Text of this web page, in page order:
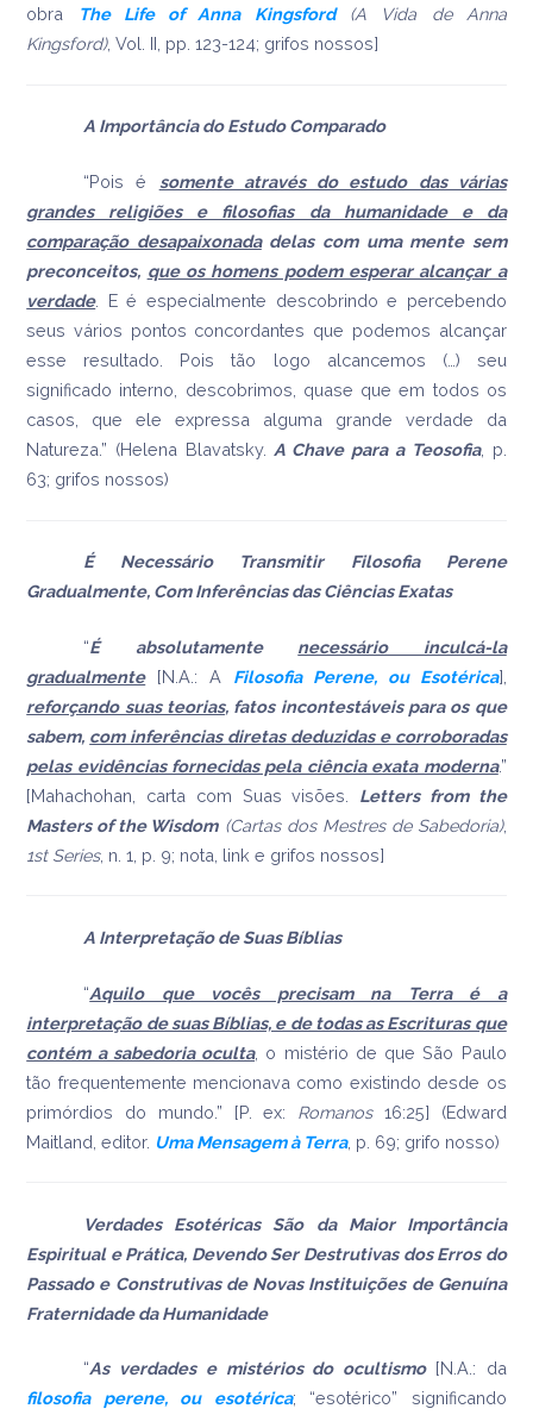
obra
The Life of Anna Kingsford
(A Vida de Anna
Kingsford), Vol. II, pp. 123-124; grifos nossos]
A Importância do Estudo Comparado
“Pois é somente através do estudo das várias
grandes religiões e filosofias da humanidade e da
comparação desapaixonadadelas com uma mente sem
preconceitos, que os homens podem esperar alcançar a
verdade. E é especialmente descobrindo e percebendo
seus vários pontos concordantes que podemos alcançar
esse resultado. Pois tão logo alcancemos (…) seu
significado interno, descobrimos, quase que em todos os
casos, que ele expressa alguma grande verdade da
Natureza.” (Helena Blavatsky. A Chave para a Teosofia, p.
63; grifos nossos)
É Necessário Transmitir Filosofia Perene
Gradualmente, Com Inferências das Ciências Exatas
“É absolutamente necessário inculcá-la
gradualmente[N.A.: A Filosofia Perene, ou Esotérica],
reforçando suas teorias, fatos incontestáveis para os que
sabem, com inferências diretas deduzidas e corroboradas
pelas evidências fornecidas pela ciência exata moderna.”
[Mahachohan, carta com Suas visões. Letters from the
Masters of the Wisdom (Cartas dos Mestres de Sabedoria),
1st Series, n. 1, p. 9; nota, link e grifos nossos]
A Interpretação de Suas Bíblias
“Aquilo que vocês precisam na Terra é a
interpretação de suas Bíblias, e de todas as Escrituras que
contém a sabedoria oculta, o mistério de que São Paulo
tão frequentemente mencionava como existindo desde os
primórdios do mundo.” [P. ex: Romanos16:25] (Edward
Maitland, editor. Uma Mensagem à Terra, p. 69; grifo nosso)
Verdades Esotéricas São da Maior Importância
Espiritual e Prática, Devendo Ser Destrutivas dos Erros do
Passado e Construtivas de Novas Instituições de Genuína
Fraternidade da Humanidade
“As verdades e mistérios do ocultismo [N.A.: da
filosofia perene, ou esotérica; “esotérico” significando